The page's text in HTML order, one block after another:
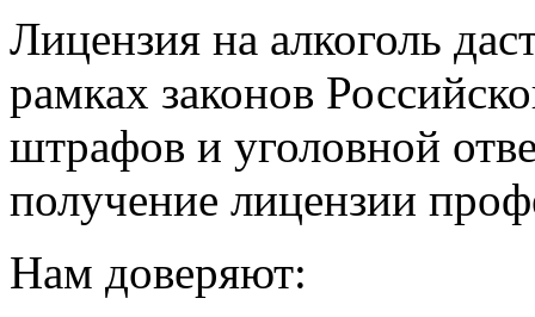
Лицензия на алкоголь
рамках законов
штрафов и уголовной
получение лицензии
Нам доверяют: